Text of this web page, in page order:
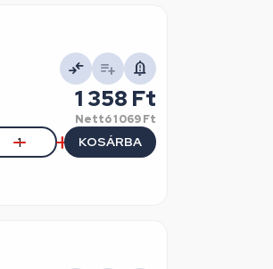
1 358 Ft
Nettó1 069 Ft
KOSÁRBA